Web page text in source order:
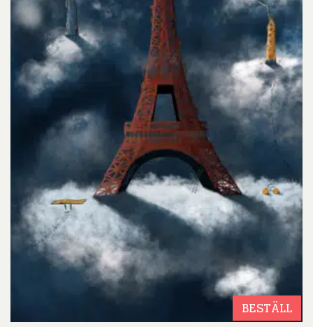
BESTÄLL